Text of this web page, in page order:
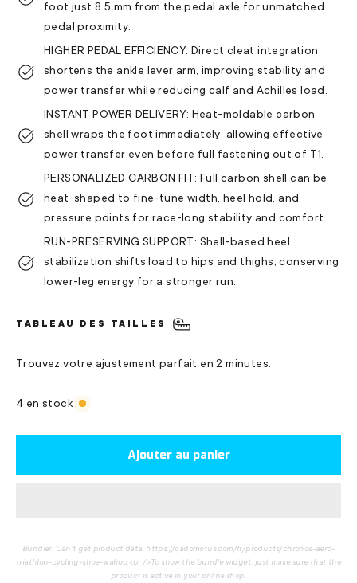
foot just 8.5 mm from the pedal axle for unmatched
pedal proximity.
HIGHER PEDAL EFFICIENCY: Direct cleat integration
shortens the ankle lever arm, improving stability and
power transfer while reducing calf and Achilles load.
INSTANT POWER DELIVERY: Heat-moldable carbon
shell wraps the foot immediately, allowing effective
power transfer even before full fastening out of T1.
PERSONALIZED CARBON FIT: Full carbon shell can be
heat-shaped to fine-tune width, heel hold, and
pressure points for race-long stability and comfort.
RUN-PRESERVING SUPPORT: Shell-based heel
stabilization shifts load to hips and thighs, conserving
lower-leg energy for a stronger run.
TABLEAU DES TAILLES
Trouvez votre ajustement parfait en 2 minutes:
4 en stock
Ajouter au panier
Bundler: Can't get product data: https://cadomotus.com/fr/products/chronos-aero-
triathlon-cycling-shoe-wahoo.<br />To show the bundle widget, just make sure that the
product is active in your online shop.